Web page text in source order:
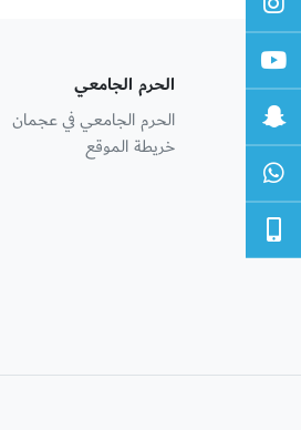
الحرم الجامعي
الحرم الجامعي في عجمان
خريطة الموقع